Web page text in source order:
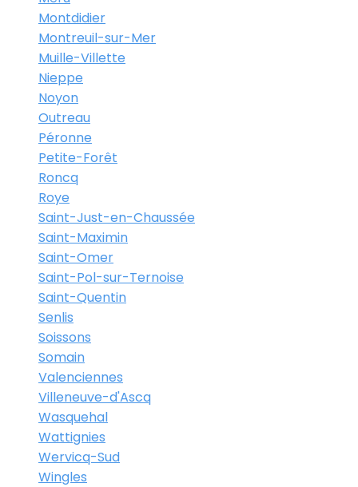
Montdidier
Montreuil-sur-Mer
Muille-Villette
Nieppe
Noyon
Outreau
Péronne
Petite-Forêt
Roncq
Roye
Saint-Just-en-Chaussée
Saint-Maximin
Saint-Omer
Saint-Pol-sur-Ternoise
Saint-Quentin
Senlis
Soissons
Somain
Valenciennes
Villeneuve-d'Ascq
Wasquehal
Wattignies
Wervicq-Sud
Wingles